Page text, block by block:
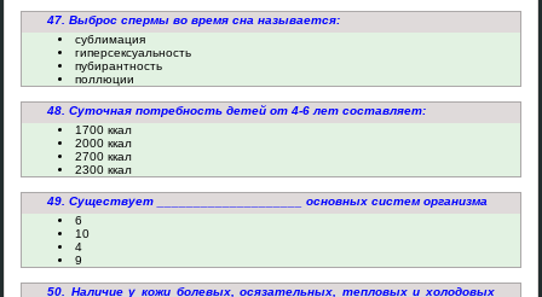
47. Выброс спермы во время сна называется:
сублимация
гиперсексуальность
пубирантность
поллюции
48. Суточная потребность детей от 4-6 лет составляет:
1700 ккал
2000 ккал
2700 ккал
2300 ккал
49. Существует ____________________ основных систем организма
6
10
4
9
50. Наличие у кожи болевых, осязательных, тепловых и холодовых